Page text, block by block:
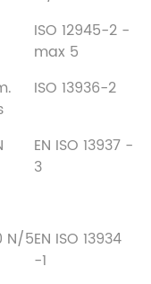
ISO 12945-2 -
max 5
ISO 13936-2
EN ISO 13937 -
3
N/5EN ISO 13934
-1